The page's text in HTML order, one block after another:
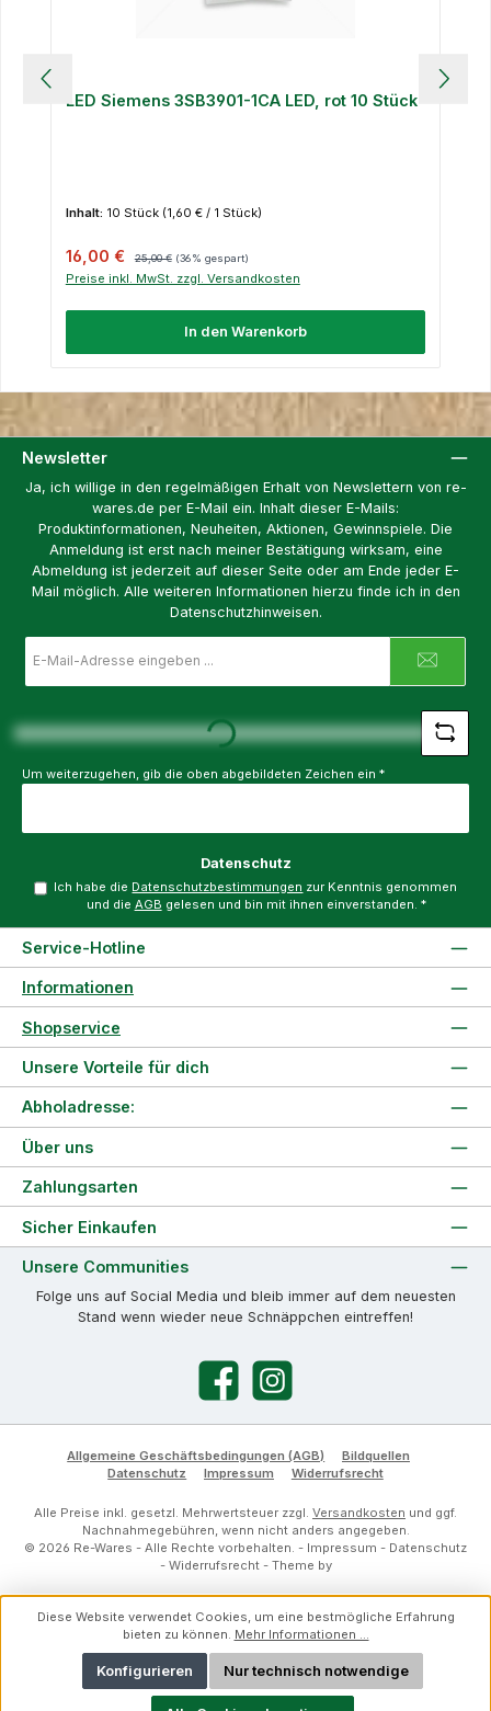
LED Siemens 3SB3901-1CA LED, rot 10 Stück
Inhalt: 10 Stück (1,60 € / 1 Stück)
Verkaufspreis:
16,00 € 25,00 € (36% gespart)
Preise inkl. MwSt. zzgl. Versandkosten
In den Warenkorb
Newsletter
Ja, ich willige in den regelmäßigen Erhalt von Newslettern von re-
wares.de per E-Mail ein. Inhalt dieser E-Mails:
Produktinformationen, Neuheiten, Aktionen, Gewinnspiele. Die
Anmeldung ist erst nach meiner Bestätigung wirksam, eine
Abmeldung ist jederzeit auf dieser Seite oder am Ende jeder E-
Mail möglich. Alle weiteren Informationen hierzu finde ich in den
Datenschutzhinweisen.
Mail-
Loading...
Um weiterzugehen, gib die oben abgebildeten Zeichen ein *
Datenschutz
Ich habe die Datenschutzbestimmungen zur Kenntnis genommen
und die AGB gelesen und bin mit ihnen einverstanden. *
Service-Hotline
Informationen
Shopservice
Unsere Vorteile für dich
Über uns
Zahlungsarten
Abholadresse:
Sicher Einkaufen
Unsere Communities
Folge uns auf Social Media und bleib immer auf dem neuesten
Stand wenn wieder neue Schnäppchen eintreffen!
FacebookInstagram
Allgemeine Geschäftsbedingungen (AGB)
Bildquellen
Datenschutz
Impressum Widerrufsrecht
Alle Preise inkl. gesetzl. Mehrwertsteuer zzgl. Versandkosten und ggf.
Nachnahmegebühren, wenn nicht anders angegeben.
© 2026 Re-Wares - Alle Rechte vorbehalten. - Impressum - Datenschutz
- Widerrufsrecht- Theme by
Diese Website verwendet Cookies, um eine bestmögliche Erfahrung
bieten zu können. Mehr Informationen ...
Nur technisch notwendige
Konfigurieren